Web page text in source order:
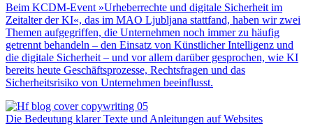
Beim KCDM-Event »Urheberrechte und digitale Sicherheit im
Zeitalter der KI«, das im MAO Ljubljana stattfand, haben wir zwei
Themen aufgegriffen, die Unternehmen noch immer zu häufig
getrennt behandeln – den Einsatz von Künstlicher Intelligenz und
die digitale Sicherheit – und vor allem darüber gesprochen, wie KI
bereits heute Geschäftsprozesse, Rechtsfragen und das
Sicherheitsrisiko von Unternehmen beeinflusst.
Die Bedeutung klarer Texte und Anleitungen auf Websites